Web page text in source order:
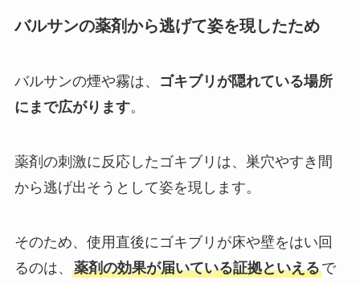
バルサンの薬剤から逃げて姿を現したため
バルサンの煙や霧は、
ゴキブリが隠れている場所
にまで広がります。
薬剤の刺激に反応したゴキブリは、巣穴やすき間
から逃げ出そうとして姿を現します。
そのため、使用直後にゴキブリが床や壁をはい回
るのは、 薬剤の効果が届いている証拠といえるで